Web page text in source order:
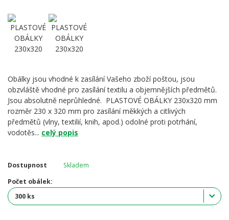
Obálky jsou vhodné k zasílání Vašeho zboží poštou, jsou
obzvláště vhodné pro zasílání textilu a objemnějších předmětů.
Jsou absolutně neprůhledné. PLASTOVÉ OBÁLKY 230x320 mm
rozměr 230 x 320 mm pro zasílání měkkých a citlivých
předmětů (vlny, textilií, knih, apod.) odolné proti potrhání,
vodotěs... celý popis
Dostupnost
Skladem
Počet obálek: